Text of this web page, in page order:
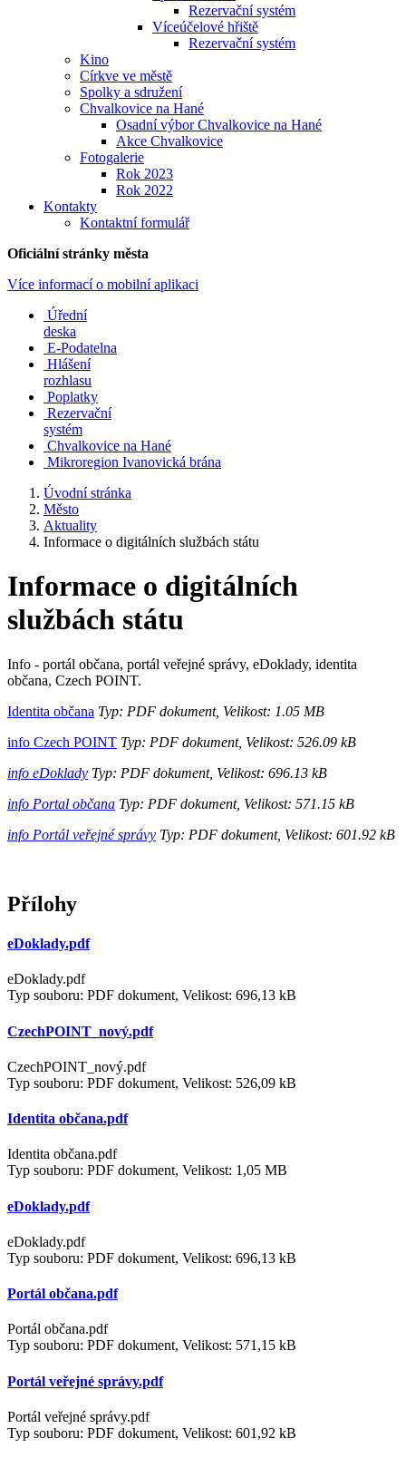
Rezervační systém
Víceúčelové hřiště
Rezervační systém
Kino
Církve ve městě
Spolky a sdružení
Chvalkovice na Hané
Osadní výbor Chvalkovice na Hané
Akce Chvalkovice
Fotogalerie
Rok 2023
Rok 2022
Kontakty
Kontaktní formulář
Oficiální stránky města
Více informací o mobilní aplikaci
Úřední
deska
E-Podatelna
Hlášení
rozhlasu
Poplatky
Rezervační
systém
Chvalkovice na Hané
Mikroregion Ivanovická brána
Úvodní stránka
Město
Aktuality
Informace o digitálních službách státu
Informace o digitálních
službách státu
Info - portál občana, portál veřejné správy, eDoklady, identita
občana, Czech POINT.
Identita občana Typ: PDF dokument, Velikost: 1.05 MB
info Czech POINT Typ: PDF dokument, Velikost: 526.09 kB
info eDoklady Typ: PDF dokument, Velikost: 696.13 kB
info Portal občana Typ: PDF dokument, Velikost: 571.15 kB
info Portál veřejné správy Typ: PDF dokument, Velikost: 601.92 kB
Přílohy
eDoklady.pdf
eDoklady.pdf
Typ souboru: PDF dokument, Velikost: 696,13 kB
CzechPOINT_nový.pdf
CzechPOINT_nový.pdf
Typ souboru: PDF dokument, Velikost: 526,09 kB
Identita občana.pdf
Identita občana.pdf
Typ souboru: PDF dokument, Velikost: 1,05 MB
eDoklady.pdf
eDoklady.pdf
Typ souboru: PDF dokument, Velikost: 696,13 kB
Portál občana.pdf
Portál občana.pdf
Typ souboru: PDF dokument, Velikost: 571,15 kB
Portál veřejné správy.pdf
Portál veřejné správy.pdf
Typ souboru: PDF dokument, Velikost: 601,92 kB